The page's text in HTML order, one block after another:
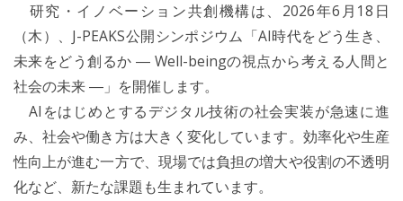
研究・イノベーション共創機構は、2026年6月18日
（木）、J-PEAKS公開シンポジウム「AI時代をどう生き、
未来をどう創るか ― Well-beingの視点から考える人間と
社会の未来 ―」を開催します。
AIをはじめとするデジタル技術の社会実装が急速に進
み、社会や働き方は大きく変化しています。効率化や生産
性向上が進む一方で、現場では負担の増大や役割の不透明
化など、新たな課題も生まれています。